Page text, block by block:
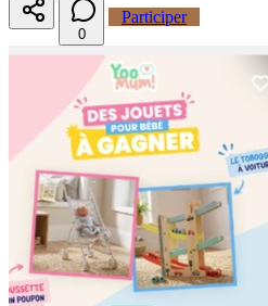
0
Participer